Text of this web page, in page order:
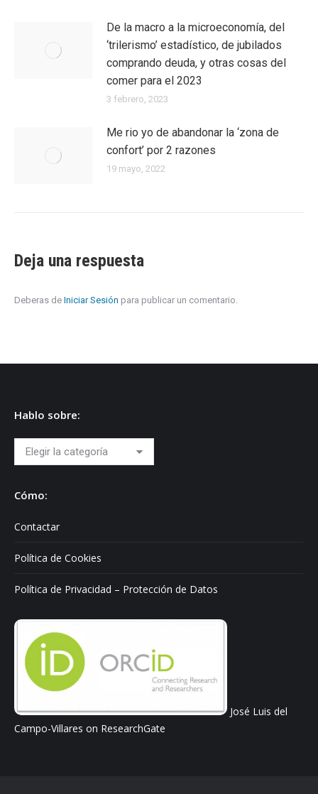
De la macro a la microeconomía, del
‘trilerismo’ estadístico, de jubilados
comprando deuda, y otras cosas del
comer para el 2023
3 febrero, 2023
Me rio yo de abandonar la ‘zona de
confort’ por 2 razones
19 mayo, 2022
Deja una respuesta
Deberas de Iniciar Sesión para publicar un comentario.
Hablo sobre:
Hablo
sobre:
Cómo:
Contactar
Política de Cookies
Política de Privacidad – Protección de Datos
José Luis del
Campo-Villares on ResearchGate